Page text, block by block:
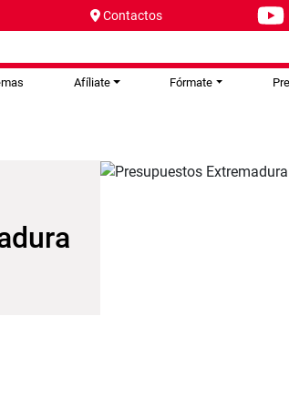
Contactos
Afíliate Fórmate